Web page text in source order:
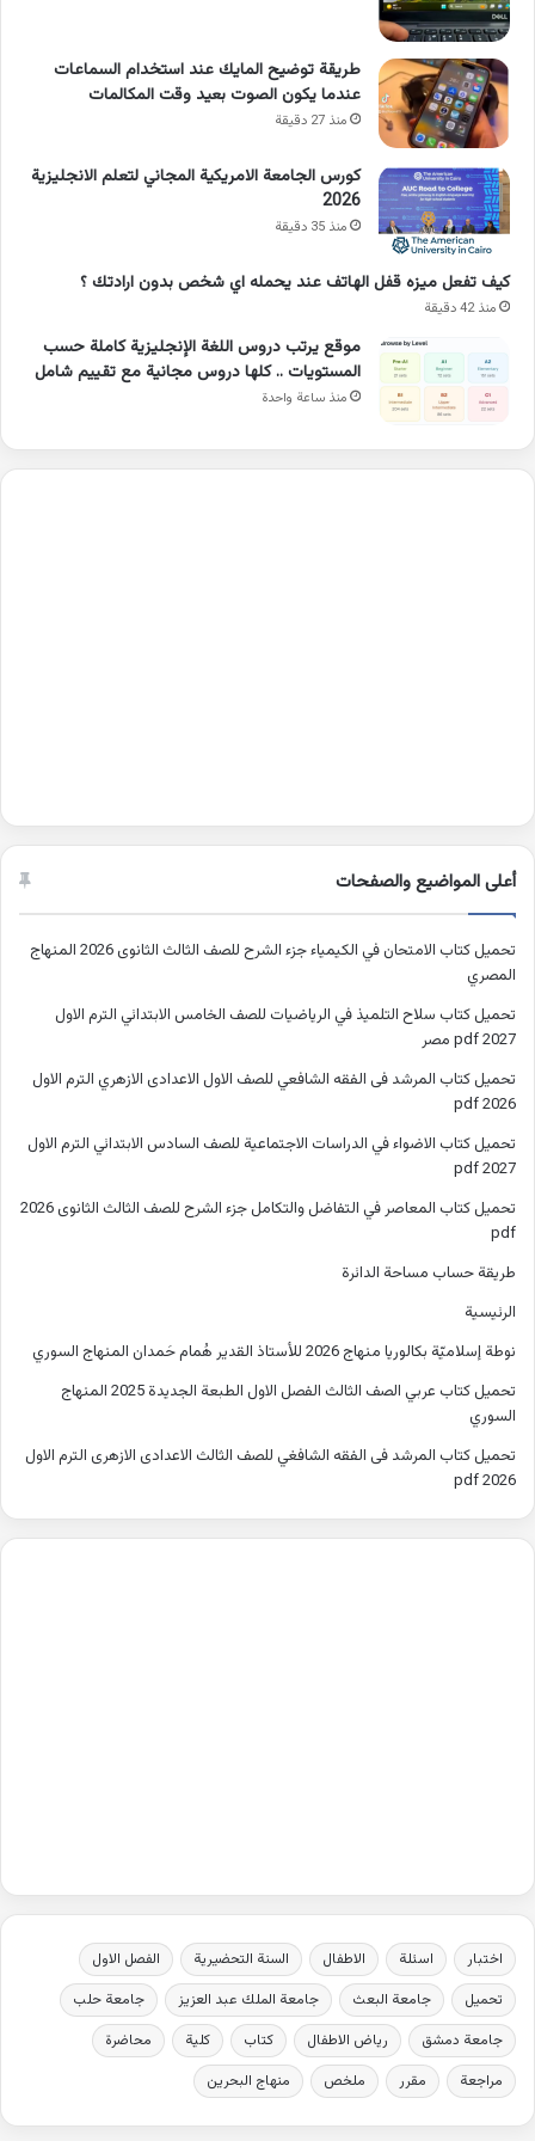
طريقة توضيح المايك عند استخدام السماعات
عندما يكون الصوت بعيد وقت المكالمات
منذ 27 دقيقة
كورس الجامعة الامريكية المجاني لتعلم الانجليزية
2026
منذ 35 دقيقة
كيف تفعل ميزه قفل الهاتف عند يحمله اي شخص بدون ارادتك ؟
منذ 42 دقيقة
موقع يرتب دروس اللغة الإنجليزية كاملة حسب
المستويات .. كلها دروس مجانية مع تقييم شامل
منذ ساعة واحدة
أعلى المواضيع والصفحات
تحميل كتاب الامتحان في الكيمياء جزء الشرح للصف الثالث الثانوى 2026 المنهاج
المصري
تحميل كتاب سلاح التلميذ في الرياضيات للصف الخامس الابتدائي الترم الاول
2027 pdf مصر
تحميل كتاب المرشد فى الفقه الشافعي للصف الاول الاعدادى الازهري الترم الاول
2026 pdf
تحميل كتاب الاضواء في الدراسات الاجتماعية للصف السادس الابتدائي الترم الاول
2027 pdf
تحميل كتاب المعاصر في التفاضل والتكامل جزء الشرح للصف الثالث الثانوى 2026
pdf
طريقة حساب مساحة الدائرة
الرئيسية
نوطة إسلاميّة بكالوريا منهاج 2026 للأستاذ القدير هُمام حَمدان المنهاج السوري
تحميل كتاب عربي الصف الثالث الفصل الاول الطبعة الجديدة 2025 المنهاج
السوري
تحميل كتاب المرشد فى الفقه الشافغي للصف الثالث الاعدادى الازهرى الترم الاول
2026 pdf
اختبار اسئلة الاطفال السنة التحضيرية
الفصل الاول
تحميل
جامعة البعث جامعة الملك عبد العزيز
جامعة حلب
جامعة دمشق
رياض الاطفال كتاب كلية
محاضرة
مراجعة
مقرر ملخص منهاج البحرين